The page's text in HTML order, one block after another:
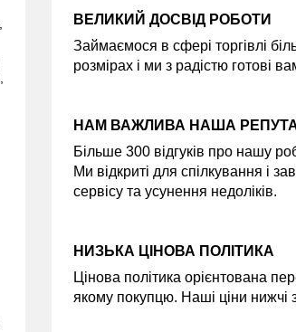
ВЕЛИКИЙ ДОСВІД РОБОТИ
Займаємося в сфері торгівлі
розмірах і ми з радістю готові
НАМ ВАЖЛИВА НАША
Більше 300 відгуків про нашу
Ми відкриті для спілкування і
сервісу та усунення недоліків.
НИЗЬКА ЦІНОВА ПОЛІТИКА
Цінова політика орієнтована
якому покупцю. Наші ціни нижчі